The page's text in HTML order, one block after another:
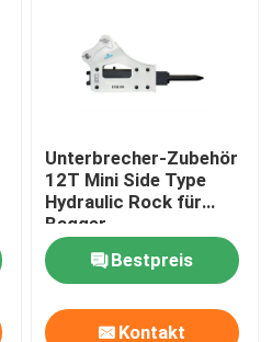
Unterbrecher-Zubehör
12T Mini Side Type
Hydraulic Rock für
Bagger
Bestpreis
Kontakt